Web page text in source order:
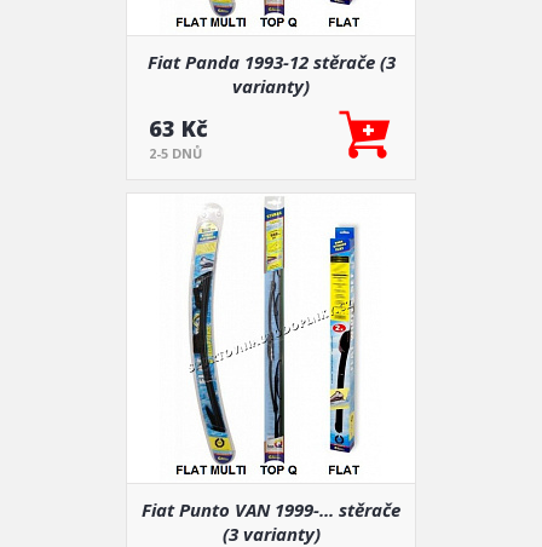
Fiat Panda 1993-12 stěrače (3
varianty)
63 Kč
2-5 DNŮ
Fiat Punto VAN 1999-... stěrače
(3 varianty)